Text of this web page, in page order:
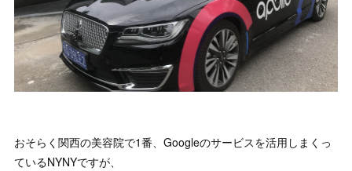
おそらく関西の美容院で1番、Googleのサービスを活用しまくっ
ているNYNYですが、